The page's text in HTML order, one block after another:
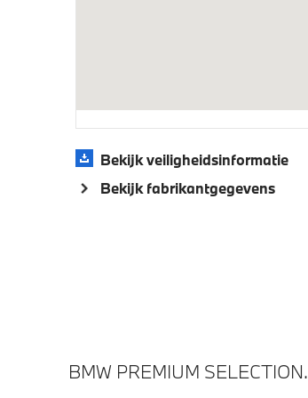
Bekijk veiligheidsinformatie
Bekijk fabrikantgegevens
BMW PREMIUM SELECTION.